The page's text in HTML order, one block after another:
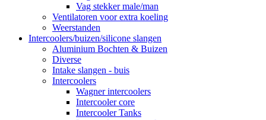
Vag stekker male/man
Ventilatoren voor extra koeling
Weerstanden
Intercoolers/buizen/silicone slangen
Aluminium Bochten & Buizen
Diverse
Intake slangen - buis
Intercoolers
Wagner intercoolers
Intercooler core
Intercooler Tanks